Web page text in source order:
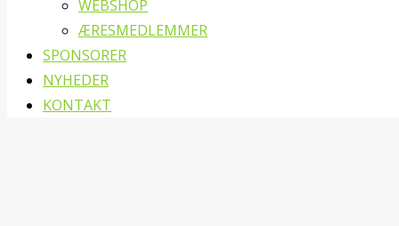
WEBSHOP
ÆRESMEDLEMMER
SPONSORER
NYHEDER
KONTAKT